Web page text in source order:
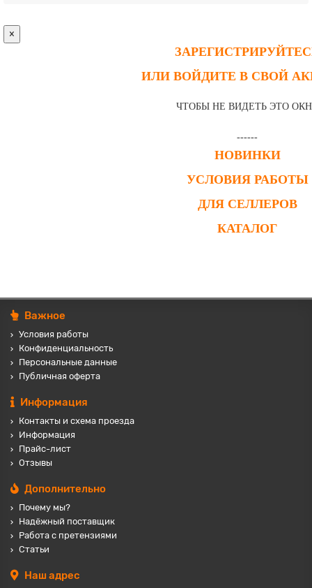
×
ИЛИ ВОЙДИТЕ В СВОЙ
ЧТОБЫ НЕ ВИДЕТЬ ЭТО
------
НОВИНКИ
УСЛОВИЯ РАБОТЫ
ДЛЯ СЕЛЛЕРОВ
КАТАЛОГ
Важное
Условия работы
Конфиденциальность
Персональные данные
Публичная оферта
Информация
Контакты и схема проезда
Информация
Прайс-лист
Отзывы
Дополнительно
Почему мы?
Надёжный поставщик
Работа с претензиями
Статьи
Наш адрес